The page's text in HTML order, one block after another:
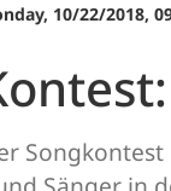
10/22/2018,